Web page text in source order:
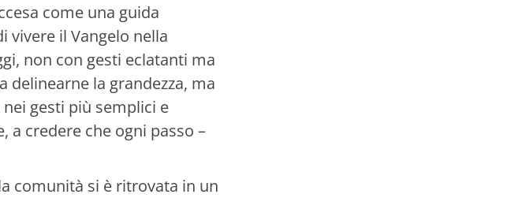
come una guida
vivere il Vangelo nella
non con gesti eclatanti ma
delinearne la grandezza, ma
gesti più semplici e
a credere che ogni passo –
comunità si è ritrovata in un